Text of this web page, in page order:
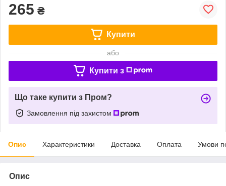
265 ₴
Купити
або
Купити з
Що таке купити з Пром?
Замовлення під захистом
Опис Характеристики Доставка Оплата Умови
Опис